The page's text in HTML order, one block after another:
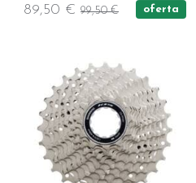
89,50 € 99,50 € oferta